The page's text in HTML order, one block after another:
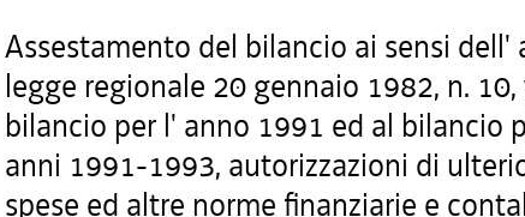
Assestamento del bilancio ai sensi dell'
legge regionale 20 gennaio 1982, n.
bilancio per l' anno 1991 ed al bilancio
anni 1991-1993, autorizzazioni di
spese ed altre norme finanziarie e